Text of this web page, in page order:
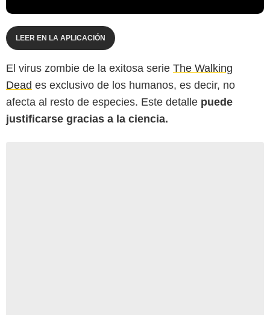
LEER EN LA APLICACIÓN
El virus zombie de la exitosa serie The Walking
Dead es exclusivo de los humanos, es decir, no
afecta al resto de especies. Este detalle puede
justificarse gracias a la ciencia.